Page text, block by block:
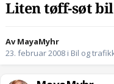
Liten tøff-søt
Av MayaMyhr
23. februar 2008 i Bil og